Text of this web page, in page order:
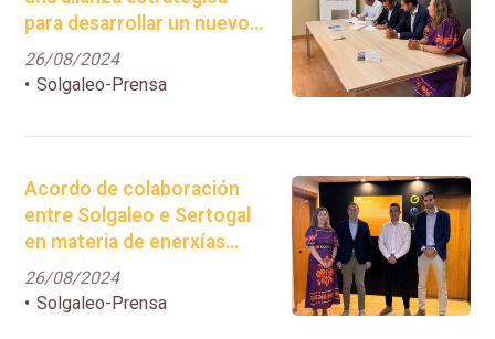
para desarrollar un nuevo
modelo de autoconsumo
energético en el medio
26/08/2024
Solgaleo-Prensa
Acordo de colaboración
entre Solgaleo e Sertogal
en materia de enerxías
renovables.
26/08/2024
Solgaleo-Prensa